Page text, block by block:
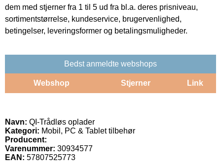
dem med stjerner fra 1 til 5 ud fra bl.a. deres prisniveau,
sortimentstørrelse, kundeservice, brugervenlighed,
betingelser, leveringsformer og betalingsmuligheder.
Bedst anmeldte webshops
Webshop Stjerner Link
Navn: QI-Trådløs oplader
Kategori: Mobil, PC & Tablet tilbehør
Producent:
Varenummer: 30934577
EAN: 57807525773